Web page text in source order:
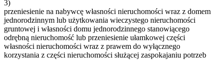
3)
przeniesienie na nabywcę własności nieruchomości wraz z domem
jednorodzinnym lub użytkowania wieczystego nieruchomości
gruntowej i własności domu jednorodzinnego stanowiącego
odrębną nieruchomość lub przeniesienie ułamkowej części
własności nieruchomości wraz z prawem do wyłącznego
korzystania z części nieruchomości służącej zaspokajaniu potrzeb